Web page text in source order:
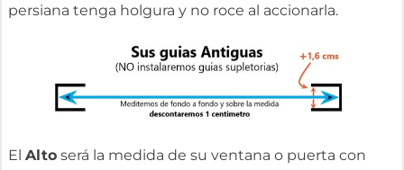
persiana tenga holgura y no roce al accionarla.
ElAlto será la medida de su ventana o puerta con